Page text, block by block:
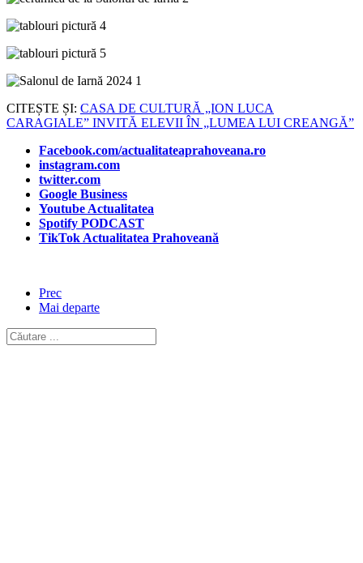
CITEȘTE ȘI: CASA DE CULTURĂ „ION LUCA
CARAGIALE” INVITĂ ELEVII ÎN „LUMEA LUI CREANGĂ”
Facebook.com/actualitateaprahoveana.ro
instagram.com
twitter.com
Google Business
Youtube Actualitatea
Spotify PODCAST
TikTok Actualitatea Prahoveană
Prec
Mai departe